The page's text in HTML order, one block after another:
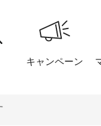
キャンペーン